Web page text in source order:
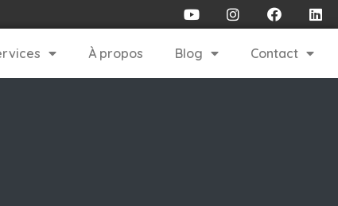
À propos Blog Contact